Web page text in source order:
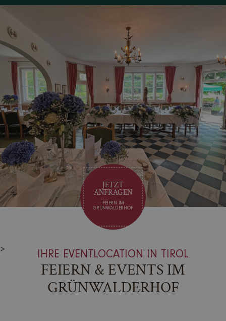
JETZT
ANFRAGEN
FEIERN IM
GRÜNWALDERHOF
> IHRE EVENTLOCATION IN TIROL
FEIERN & EVENTS IM
GRÜNWALDERHOF